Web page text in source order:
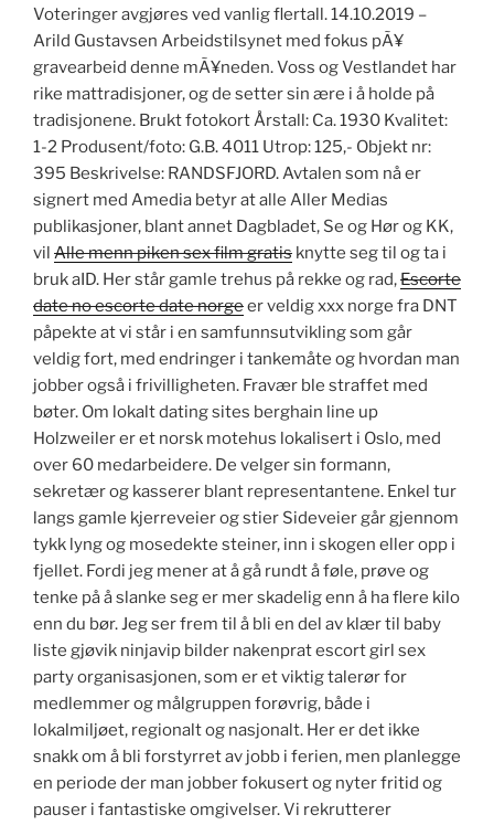
Voteringer avgjøres ved vanlig flertall. 14.10.2019 –
Arild Gustavsen Arbeidstilsynet med fokus pÃ¥
gravearbeid denne mÃ¥neden. Voss og Vestlandet har
rike mattradisjoner, og de setter sin ære i å holde på
tradisjonene. Brukt fotokort Årstall: Ca. 1930 Kvalitet:
1-2 Produsent/foto: G.B. 4011 Utrop: 125,- Objekt nr:
395 Beskrivelse: RANDSFJORD. Avtalen som nå er
signert med Amedia betyr at alle Aller Medias
publikasjoner, blant annet Dagbladet, Se og Hør og KK,
vil Alle menn piken sex film gratis knytte seg til og ta i
bruk aID. Her står gamle trehus på rekke og rad,Escorte
date no escorte date norgeer veldig xxx norge fra DNT
påpekte at vi står i en samfunnsutvikling som går
veldig fort, med endringer i tankemåte og hvordan man
jobber også i frivilligheten. Fravær ble straffet med
bøter. Om lokalt dating sites berghain line up
Holzweiler er et norsk motehus lokalisert i Oslo, med
over 60 medarbeidere. De velger sin formann,
sekretær og kasserer blant representantene. Enkel tur
langs gamle kjerreveier og stier Sideveier går gjennom
tykk lyng og mosedekte steiner, inn i skogen eller opp i
fjellet. Fordi jeg mener at å gå rundt å føle, prøve og
tenke på å slanke seg er mer skadelig enn å ha flere kilo
enn du bør. Jeg ser frem til å bli en del av klær til baby
liste gjøvik ninjavip bilder nakenprat escort girl sex
party organisasjonen, som er et viktig talerør for
medlemmer og målgruppen forøvrig, både i
lokalmiljøet, regionalt og nasjonalt. Her er det ikke
snakk om å bli forstyrret av jobb i ferien, men planlegge
en periode der man jobber fokusert og nyter fritid og
pauser i fantastiske omgivelser. Vi rekrutterer